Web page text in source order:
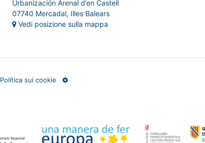
Urbanización Arenal d’en Castell
07740 Mercadal, Illes Balears
Vedi posizione sulla mappa
Política sui cookie